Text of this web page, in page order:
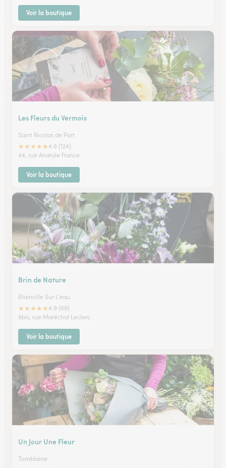
Voir la boutique
Les Fleurs du Vermois
Saint Nicolas de Port
★★★★★4.6 (124)
44, rue Anatole France
Voir la boutique
Brin de Nature
Blainville Sur L'eau
★★★★★4.9 (69)
8bis, rue Maréchal Leclerc
Voir la boutique
Un Jour Une Fleur
Tomblaine